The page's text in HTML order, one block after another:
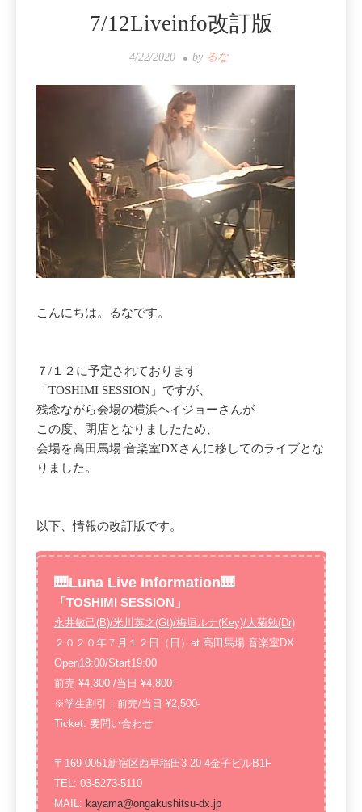
7/12Liveinfo改訂版
4/22/2020 by るな
こんにちは。るなです。
７/１２に予定されております
「TOSHIMI SESSION」ですが、
残念ながら会場の横浜ヘイジョーさんが
この度、閉店となりましたため、
会場を高田馬場 音楽室DXさんに移してのライブとな
りました。
以下、情報の改訂版です。
🎹Luna Live Information🎹
「TOSHIMI SESSION」
永井敏己(B)/米川英之(Gt)/梅垣ルナ(Key)/大菊勉(Dr)
２０２０年７月１２日（日）at 高田馬場 音楽室DX
Open18:00/Start19:00
前売 ¥4,300-/当日 ¥4,800-
※学生割引：前売/当日 ¥2,500-
Ticket: 要問い合わせ
〒169-0051新宿区西早稲田3-20-4金子ビルB1F
TEL: 03-5273-5110
MAIL: kayama@ongakushitsu-dx.jp